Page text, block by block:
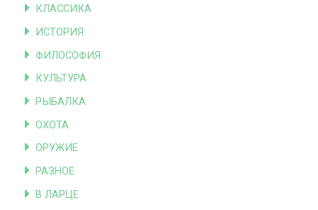
КЛАССИКА
ИСТОРИЯ
ФИЛОСОФИЯ
КУЛЬТУРА
РЫБАЛКА
ОХОТА
ОРУЖИЕ
РАЗНОЕ
В ЛАРЦЕ